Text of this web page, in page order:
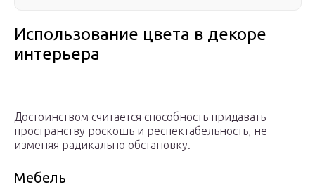
Использование цвета в декоре
интерьера
Достоинством считается способность придавать
пространству роскошь и респектабельность, не
изменяя радикально обстановку.
Мебель